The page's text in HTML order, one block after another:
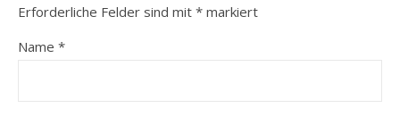
Erforderliche Felder sind mit * markiert
Name *